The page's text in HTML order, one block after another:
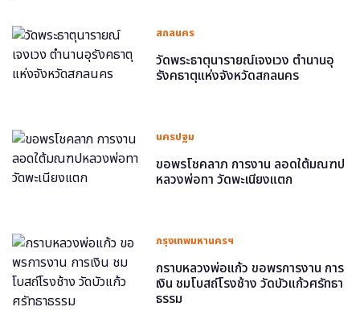
สกลนคร
วัดพระธาตุนารายณ์เจงเวง ตำนานอุ
รังคธาตุแห่งจังหวัดสกลนคร
นครปฐม
ขอพรโชคลาภ การงาน ลอดใต้มณฑป
หลวงพ่อทา วัดพะเนียงแตก
กรุงเทพมหานครฯ
กราบหลวงพ่อแก้ว ขอพรการงาน การ
เงิน ชมโบสถ์โรงช้าง วัดบัวแก้วศรัทธา
ธรรม